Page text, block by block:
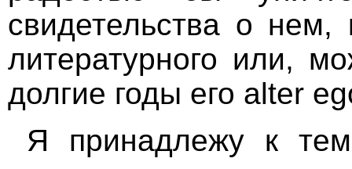
свидетельства о нем,
литературного или,
долгие годы его alter
Я принадлежу к